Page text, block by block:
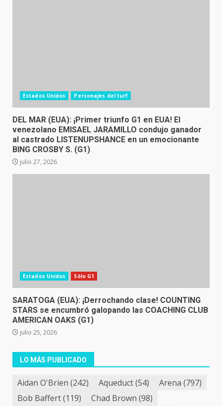
Estados Unidos Personajes del turf
DEL MAR (EUA): ¡Primer triunfo G1 en EUA! El
venezolano EMISAEL JARAMILLO condujo ganador
al castrado LISTENUPSHANCE en un emocionante
BING CROSBY S. (G1)
julio 27, 2026
Estados Unidos Sólo G1
SARATOGA (EUA): ¡Derrochando clase! COUNTING
STARS se encumbró galopando las COACHING CLUB
AMERICAN OAKS (G1)
julio 25, 2026
LO MÁS PUBLICADO
Aidan O'Brien (242) Aqueduct(54) Arena (797)
Bob Baffert(119) Chad Brown (98)